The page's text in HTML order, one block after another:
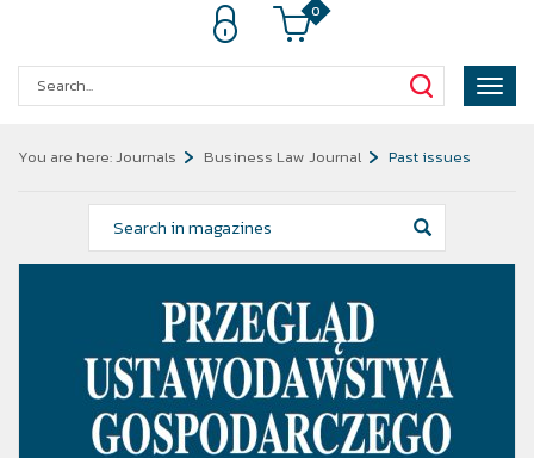
0
Pokaż
menu
You are here:Journals Business Law Journal Past issues